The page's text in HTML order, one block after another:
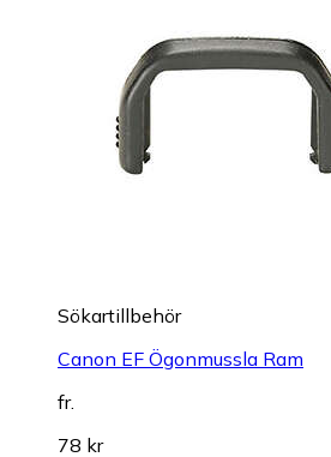
Sökartillbehör
Canon EF Ögonmussla Ram
fr.
78 kr